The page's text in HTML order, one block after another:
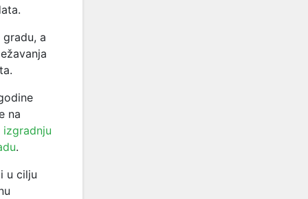
a
na
izgradnju
.
u cilju